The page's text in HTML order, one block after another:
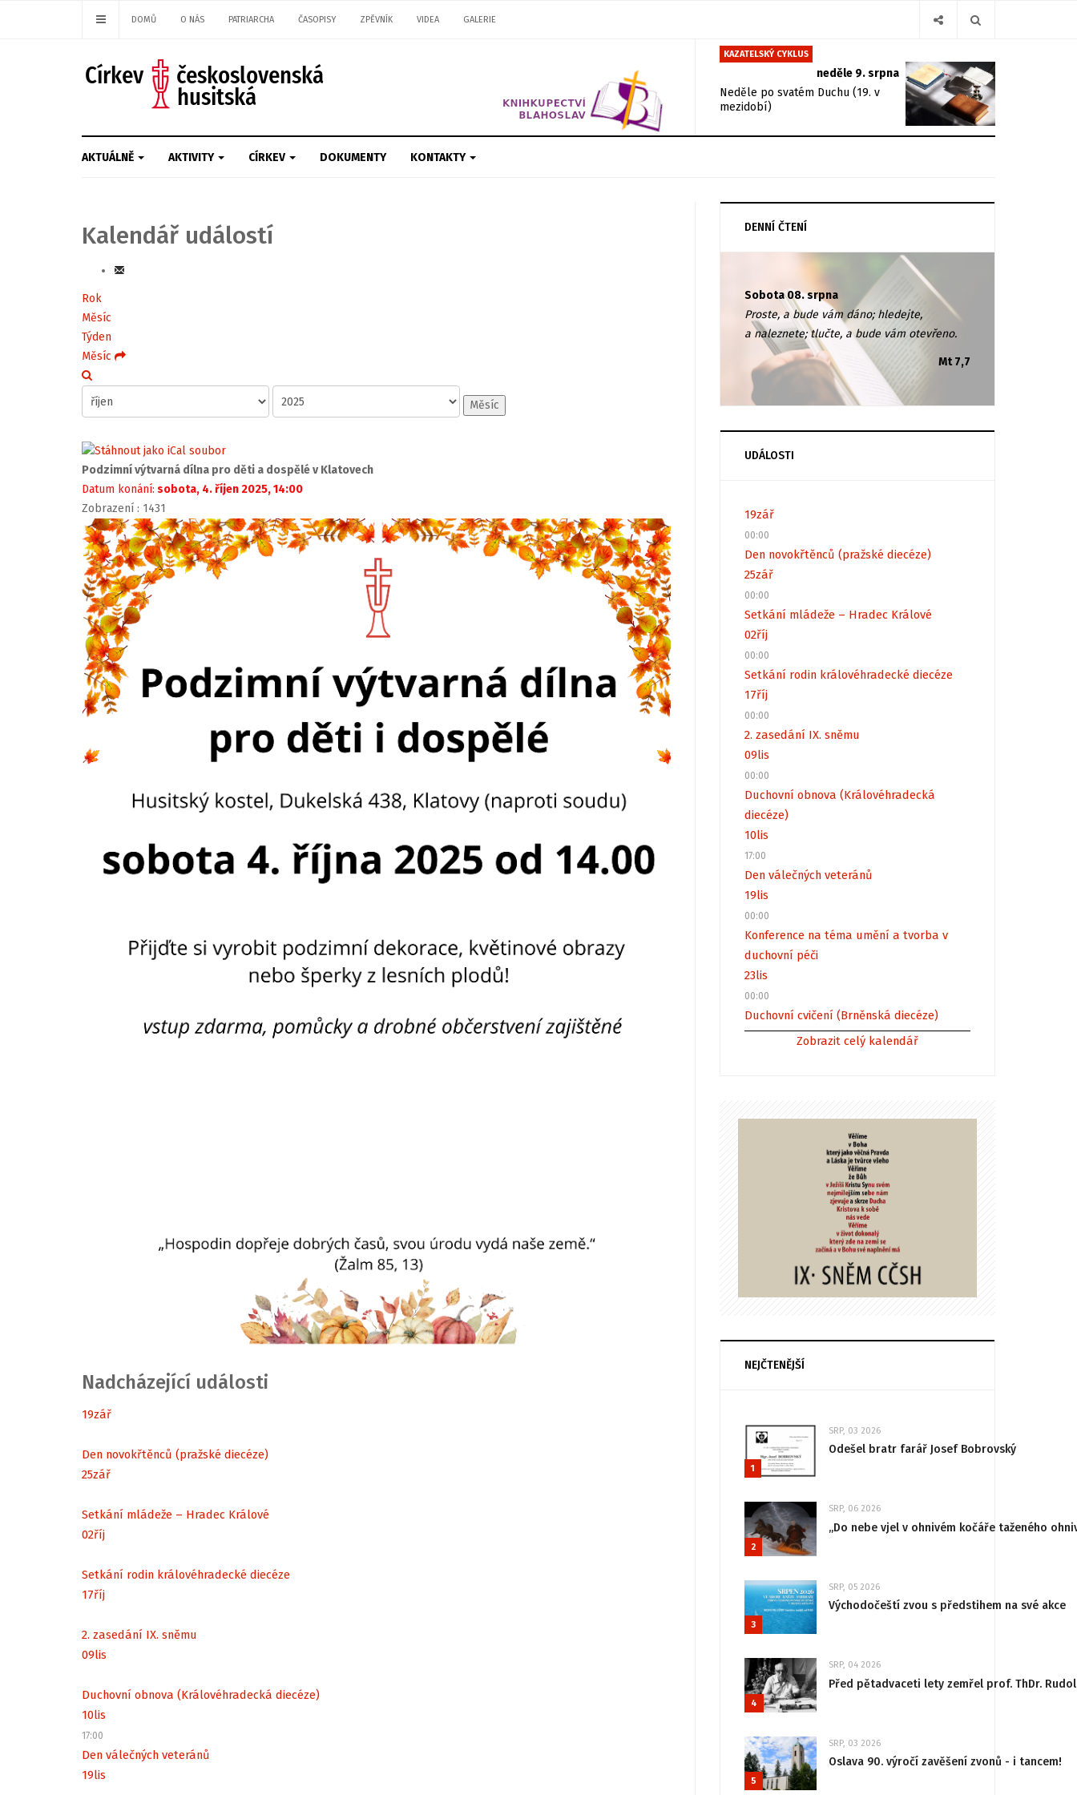
DOMŮ O NÁS PATRIARCHA ČASOPISY ZPĚVNÍK VIDEA GALERIE
KAZATELSKÝ CYKLUS
neděle 9. srpna
Neděle po svatém Duchu (19. v
mezidobí)
AKTUÁLNĚ AKTIVITY CÍRKEV DOKUMENTY KONTAKTY
Kalendář událostí
Rok
Měsíc
Týden
Měsíc
Měsíc
Podzimní výtvarná dílna pro děti a dospělé v Klatovech
Datum konání: sobota, 4. říjen 2025, 14:00
Zobrazení : 1431
Nadcházející události
19zář
Den novokřtěnců (pražské diecéze)
25zář
Setkání mládeže – Hradec Králové
02říj
Setkání rodin královéhradecké diecéze
17říj
2. zasedání IX. sněmu
09lis
Duchovní obnova (Královéhradecká diecéze)
10lis
17:00
Den válečných veteránů
19lis
DENNÍ ČTENÍ
Sobota 08. srpna
Proste, a bude vám dáno; hledejte,
a naleznete; tlučte, a bude vám otevřeno.
Mt 7,7
UDÁLOSTI
19zář
00:00
Den novokřtěnců (pražské diecéze)
25zář
00:00
Setkání mládeže – Hradec Králové
02říj
00:00
Setkání rodin královéhradecké diecéze
17říj
00:00
2. zasedání IX. sněmu
09lis
00:00
Duchovní obnova (Královéhradecká
diecéze)
10lis
17:00
Den válečných veteránů
19lis
00:00
Konference na téma umění a tvorba v
duchovní péči
23lis
00:00
Duchovní cvičení (Brněnská diecéze)
Zobrazit celý kalendář
NEJČTENĚJŠÍ
1
SRP, 03 2026
Odešel bratr farář Josef Bobrovský
2
SRP, 06 2026
„Do nebe vjel v ohnivém kočáře taženého
3
SRP, 05 2026
Východočeští zvou s předstihem na své akce
4
SRP, 04 2026
Před pětadvaceti lety zemřel prof. ThDr.
5
SRP, 03 2026
Oslava 90. výročí zavěšení zvonů - i tancem!